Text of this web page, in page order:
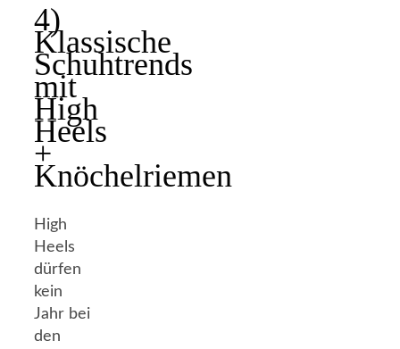
4)
Klassische
Schuhtrends
mit
High
Heels
+
Knöchelriemen
High
Heels
dürfen
kein
Jahr bei
den